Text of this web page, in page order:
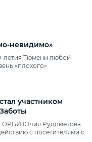
Тюмени любой
«плохого»
участником
ОРБИ Юлия Рудометова
с посетителями с